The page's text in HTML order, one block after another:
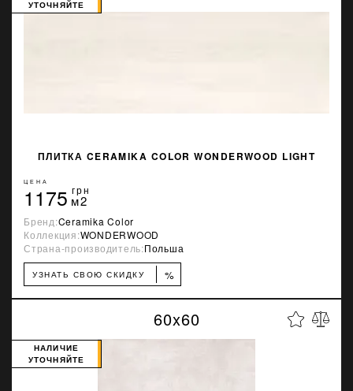
ПЛИТКА CERAMIKA COLOR WONDERWOOD LIGHT
УТОЧНЯЙТЕ
ЦЕНА
1175 грн
м2
Бренд:Ceramika Color
Коллекция:WONDERWOOD
Страна-производитель:Польша
УЗНАТЬ СВОЮ СКИДКУ %
60x60
НАЛИЧИЕ
УТОЧНЯЙТЕ